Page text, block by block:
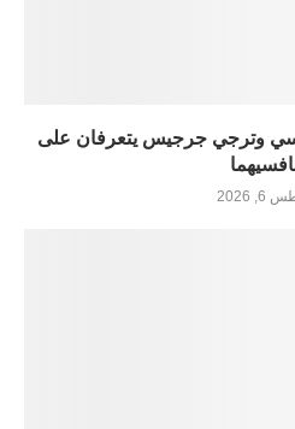
وترجي جرجيس يتعرفان على
2026